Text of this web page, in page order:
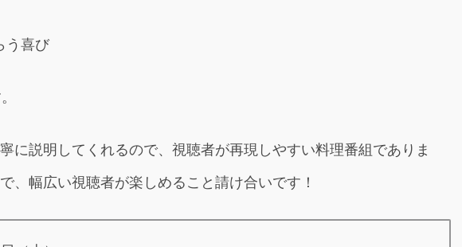
う喜び
に説明してくれるので、視聴者が再現しやすい料理番組でありま
、幅広い視聴者が楽しめること請け合いです！